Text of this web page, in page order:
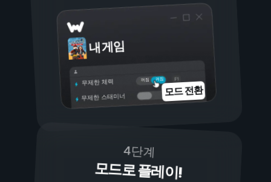
내 게임
켜짐
꺼짐
무제한 체력
무제한 스태미너 모드 전환
4단계
모드로 플레이!